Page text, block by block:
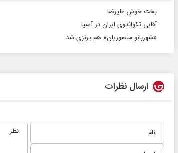
بخت خوش علیرضا
آقایی تکواندوی ایران در آسیا
«شهربانو منصوریان» هم برنزی شد
ارسال نظرات
ادامه جنگ برای آمریکا یعنی